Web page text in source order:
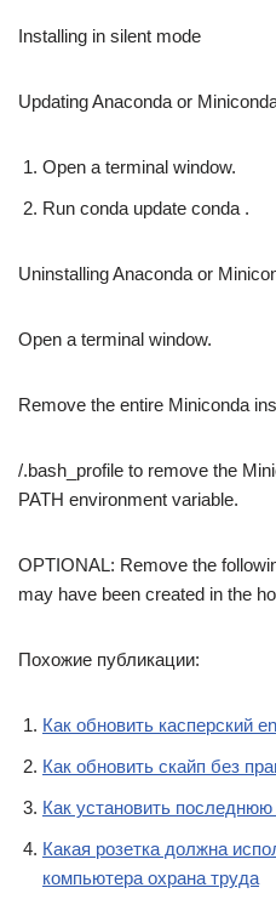
Installing in silent mode
Updating Anaconda or
Open a terminal window.
Run conda update conda .
Uninstalling Anaconda or
Open a terminal window.
Remove the entire Miniconda
/.bash_profile to remove the
PATH environment variable.
OPTIONAL: Remove the
may have been created in the
Похожие публикации:
Как обновить касперский
Как обновить скайп без
Как установить
Какая розетка должна
компьютера охрана труда